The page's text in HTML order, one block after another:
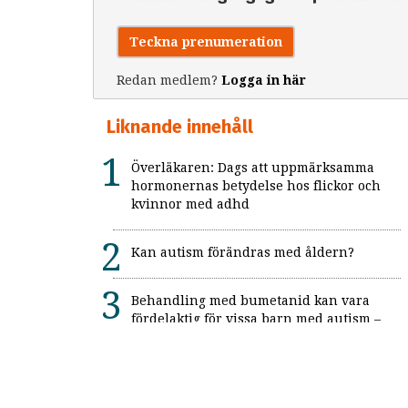
Teckna prenumeration
Redan medlem? Logga in här
Liknande innehåll
Överläkaren: Dags att uppmärksamma
hormonernas betydelse hos flickor och
kvinnor med adhd
Kan autism förändras med åldern?
Behandling med bumetanid kan vara
fördelaktig för vissa barn med autism –